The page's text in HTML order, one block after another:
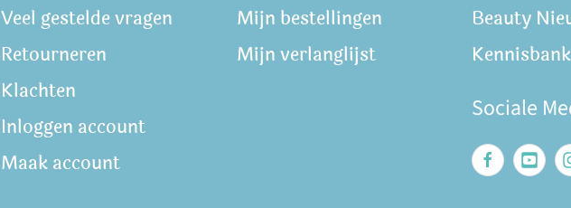
Veel gestelde vragen
Retourneren
Klachten
Inloggen account
Maak account
Mijn bestellingen
Mijn verlanglijst
Beauty
Kennisbank
Sociale